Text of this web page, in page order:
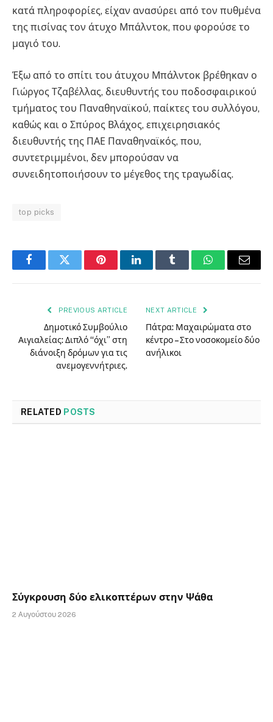
κατά πληροφορίες, είχαν ανασύρει από τον πυθμένα
της πισίνας τον άτυχο Μπάλντοκ, που φορούσε το
μαγιό του.
Έξω από το σπίτι του άτυχου Μπάλντοκ βρέθηκαν ο
Γιώργος Τζαβέλλας, διευθυντής του ποδοσφαιρικού
τμήματος του Παναθηναϊκού, παίκτες του συλλόγου,
καθώς και ο Σπύρος Βλάχος, επιχειρησιακός
διευθυντής της ΠΑΕ Παναθηναϊκός, που,
συντετριμμένοι, δεν μπορούσαν να
συνειδητοποιήσουν το μέγεθος της τραγωδίας.
top picks
FacebookTwitter PinterestLinkedInTumblr WhatsAppEmail
PREVIOUS ARTICLE
Δημοτικό Συμβούλιο
Αιγιαλείας: Διπλό “όχι” στη
διάνοιξη δρόμων για τις
ανεμογεννήτριες.
NEXT ARTICLE
Πάτρα: Μαχαιρώματα στο
κέντρο – Στο νοσοκομείο δύο
ανήλικοι
RELATED POSTS
Σύγκρουση δύο ελικοπτέρων στην Ψάθα
2 Αυγούστου 2026